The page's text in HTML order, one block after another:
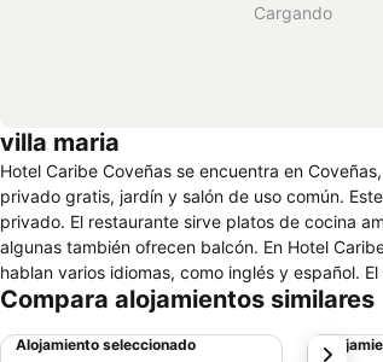
Cargando
villa maria
Hotel Caribe Coveñas se encuentra en
privado gratis, jardín y salón de uso común.
privado. El restaurante sirve platos de cocina americana y el bar es ideal
algunas también ofrecen balcón. En Hotel Caribe
hablan varios idiomas, como inglés y español. El aeropuerto más cercano (Aeropuerto de Corozal) está a 60 km del alojamiento, que ofrece servicio
de traslado de pago para ir o volver del
Compara alojamientos similares
Alojamiento seleccionado